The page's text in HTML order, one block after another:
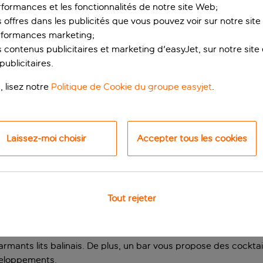
réservé aux
de 18 ans) offre un excellent emplacement pour
Playa Dorada, et le joli centre de Playa Blancas, avec ses
le moins possible. Deux piscines de style lagon y
lits balinais. De plus, un bar vous propose des
et les fonctionnalités de notre site Web;
offres dans les publicités que vous pouvez voir sur notre site
marketing;
contenus publicitaires et marketing d'easyJet, sur notre site
lisez notre Politique de Cookie du groupe easyjet.
Laissez-moi choisir Accepter tous les cookies
Tout rejeter